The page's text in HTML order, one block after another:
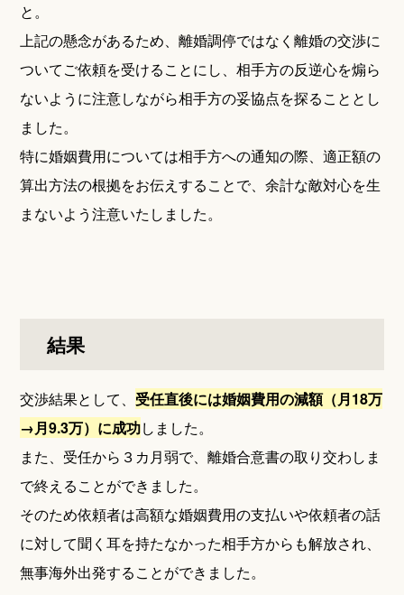
と。
上記の懸念があるため、離婚調停ではなく離婚の交渉に
ついてご依頼を受けることにし、相手方の反逆心を煽ら
ないように注意しながら相手方の妥協点を探ることとし
ました。
特に婚姻費用については相手方への通知の際、適正額の
算出方法の根拠をお伝えすることで、余計な敵対心を生
まないよう注意いたしました。
結果
交渉結果として、 受任直後には婚姻費用の減額（月18万
→月9.3万）に成功しました。
また、受任から３カ月弱で、離婚合意書の取り交わしま
で終えることができました。
そのため依頼者は高額な婚姻費用の支払いや依頼者の話
に対して聞く耳を持たなかった相手方からも解放され、
無事海外出発することができました。